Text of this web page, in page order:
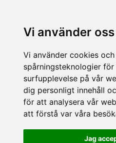
Vi använder
Vi använder cookies och
spårningsteknologier
surfupplevelse på vår
dig personligt innehåll
för att analysera vår
att förstå var våra
Jag